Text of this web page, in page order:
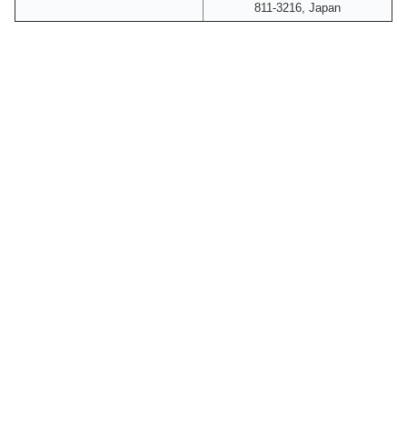
811-3216, Japan